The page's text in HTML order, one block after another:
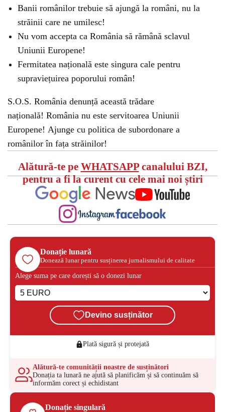
Banii românilor trebuie să ajungă la români, nu la
străinii care ne umilesc!
Nu vom accepta ca România să rămână sclavul
Uniunii Europene!
Fermitatea națională este singura cale pentru
supraviețuirea poporului român!
S.O.S. România denunță această trădare
națională! România nu este servitoarea Uniunii
Europene! Ajunge cu politica de subordonare a
românilor în fața străinilor!
Alătură-te pe WHATSAPPcanalului BZI,
pentru a fi la curent cu cele mai noi știri
Donație lunară
Donează lunar pentru susținerea jurnalismului de calitate
Alege suma pe care dorești să o donezi lunar
Devino susținător
Plată sigură și protejată
Alătură-te comunității noastre de susținători
Donația ta lunară ne ajută să planificăm și să continuăm să
informăm corect și echidistant
Donație singulară